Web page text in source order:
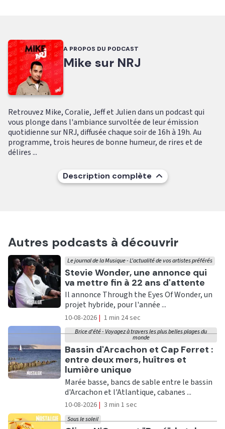
A PROPOS DU PODCAST
Mike sur NRJ
Retrouvez Mike, Coralie, Jeff et Julien dans un podcast qui
vous plonge dans l'ambiance survoltée de leur émission
quotidienne sur NRJ, diffusée chaque soir de 16h à 19h. Au
programme, trois heures de bonne humeur, de rires et de
délires ...
Description complète
Autres podcasts à découvrir
Ecouter
Stevie Wonder, une annonce qui
va mettre fin à 22 ans d'attente
Le journal de la Musique - L'actualité de vos artistes préférés
Il annonce Through the Eyes Of Wonder, un
projet hybride, pour l'année ...
10-08-2026 | 1 min 24 sec
Ecouter
Bassin d'Arcachon et Cap Ferret :
entre deux mers, huîtres et
lumière unique
Brice d'été - Voyagez à travers les plus belles plages du
monde
Marée basse, bancs de sable entre le bassin
d'Arcachon et l'Atlantique, cabanes ...
10-08-2026 | 3 min 1 sec
Sous le soleil